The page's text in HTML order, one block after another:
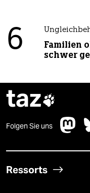
6
Familien
schwer
taz
Folgen Sie uns
Ressorts